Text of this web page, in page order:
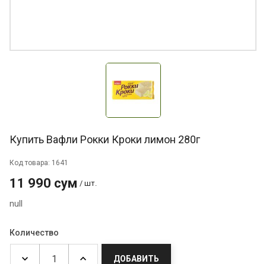
Купить Вафли Рокки Кроки лимон 280г
Код товара: 1641
11 990 сум / шт.
null
Количество
ДОБАВИТЬ